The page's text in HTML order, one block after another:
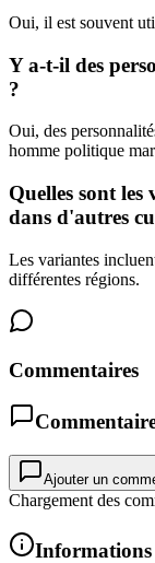
Oui, il est souvent
Y a-t-il des
?
Oui, des
homme politique
Quelles sont les
dans d'autres
Les variantes
différentes régions.
Commentaires
Ajouter un
Chargement des
Informations